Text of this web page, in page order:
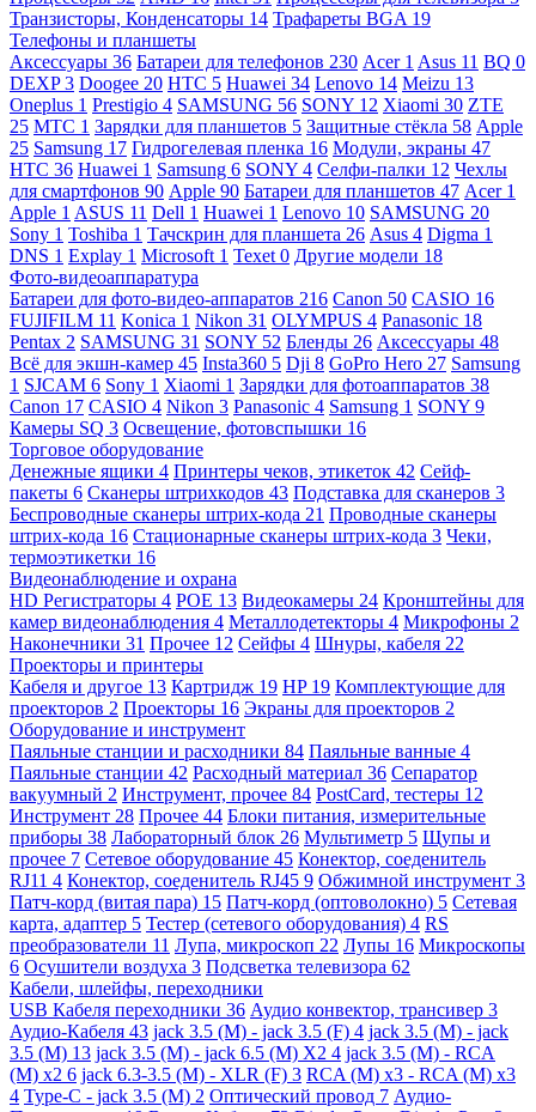
Транзисторы, Конденсаторы 14 Трафареты BGA 19
Телефоны и планшеты
Аксессуары 36 Батареи для телефонов 230 Acer 1 Asus 11 BQ 0
DEXP3 Doogee 20 HTC 5 Huawei 34 Lenovo 14 Meizu 13
Oneplus 1 Prestigio 4 SAMSUNG 56 SONY 12 Xiaomi 30 ZTE
25 МТС 1 Зарядки для планшетов 5 Защитные стёкла 58 Apple
25 Samsung 17 Гидрогелевая пленка 16 Модули, экраны 47
HTC 36 Huawei 1 Samsung 6 SONY 4 Селфи-палки 12 Чехлы
для смартфонов 90 Apple 90 Батареи для планшетов 47 Acer 1
Apple 1 ASUS 11 Dell 1 Huawei 1 Lenovo 10 SAMSUNG 20
Sony 1 Toshiba 1 Тачскрин для планшета 26 Asus 4 Digma 1
DNS 1 Explay 1 Microsoft 1 Texet 0 Другие модели 18
Фото-видеоаппаратура
Батареи для фото-видео-аппаратов 216 Canon 50 CASIO 16
FUJIFILM 11 Konica 1 Nikon 31 OLYMPUS 4 Panasonic 18
Pentax 2 SAMSUNG 31 SONY 52 Бленды 26 Аксессуары 48
Всё для экшн-камер 45 Insta360 5 Dji 8 GoPro Hero 27 Samsung
1 SJCAM 6 Sony 1 Xiaomi 1 Зарядки для фотоаппаратов 38
Canon 17 CASIO 4 Nikon 3 Panasonic 4 Samsung 1 SONY 9
Камеры SQ 3 Освещение, фотовспышки 16
Торговое оборудование
Денежные ящики 4 Принтеры чеков, этикеток 42 Сейф-
пакеты 6 Сканеры штрихкодов 43 Подставка для сканеров 3
Беспроводные сканеры штрих-кода 21 Проводные сканеры
штрих-кода 16 Стационарные сканеры штрих-кода 3 Чеки,
термоэтикетки 16
Видеонаблюдение и охрана
HD Регистраторы 4 POE 13 Видеокамеры 24 Кронштейны для
камер видеонаблюдения 4 Металлодетекторы 4 Микрофоны 2
Наконечники 31 Прочее 12 Сейфы 4 Шнуры, кабеля 22
Проекторы и принтеры
Кабеля и другое 13 Картридж 19 HP 19 Комплектующие для
проекторов 2 Проекторы 16 Экраны для проекторов 2
Оборудование и инструмент
Паяльные станции и расходники 84 Паяльные ванные 4
Паяльные станции 42 Расходный материал 36 Сепаратор
вакуумный 2 Инструмент, прочее 84 PostCard, тестеры 12
Инструмент 28 Прочее 44 Блоки питания, измерительные
приборы 38 Лабораторный блок 26 Мультиметр 5 Щупы и
прочее 7 Сетевое оборудование 45 Конектор, соеденитель
RJ11 4 Конектор, соеденитель RJ45 9 Обжимной инструмент 3
Патч-корд (витая пара) 15 Патч-корд (оптоволокно) 5 Сетевая
карта, адаптер 5 Тестер (сетевого оборудования) 4 RS
преобразователи 11 Лупа, микроскоп 22 Лупы 16 Микроскопы
6 Осушители воздуха 3 Подсветка телевизора 62
Кабели, шлейфы, переходники
USB Кабеля переходники 36 Аудио конвектор, трансивер 3
Аудио-Кабеля 43 jack 3.5 (M) - jack 3.5 (F) 4 jack 3.5 (M) - jack
3.5 (M) 13 jack 3.5 (M) - jack 6.5 (M) X2 4 jack 3.5 (M) - RCA
(M) x2 6 jack 6.3-3.5 (M) - XLR (F) 3 RCA (M) x3 - RCA (M) x3
4 Type-C - jack 3.5 (M) 2 Оптический провод 7 Аудио-